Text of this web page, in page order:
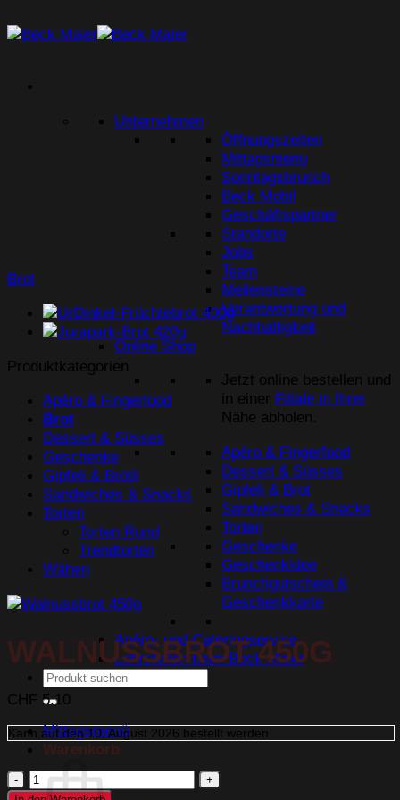
Inhalt
Unternehmen
Öffnungszeiten
Mittagsmenu
Sonntagsbrunch
Beck Mobil
Geschäftspartner
Standorte
Jobs
Team
Meilensteine
Verantwortung und
Nachhaltigkeit
Online Shop
Jetzt online bestellen und
in einer Filiale in Ihrer
Nähe abholen.
Apéro & Fingerfood
Dessert & Süsses
Gipfeli & Brot
Sandwiches & Snacks
Torten
Geschenke
Geschenkidee
Brunchgutschein &
Geschenkkarte
Apéro- und Cateringservice
Lehrstellen beim Beck Maier
Suchen
nach:
Mittagsmenü
Warenkorb
Brot
Produktkategorien
Apéro & Fingerfood
Brot
Dessert & Süsses
Geschenke
Gipfeli & Brötli
Sandwiches & Snacks
Torten
Torten Rund
Trendtorten
Wähen
WALNUSSBROT 450G
CHF 5.10
Kann auf den10. August 2026 bestellt werden.
Walnussbrot
450g